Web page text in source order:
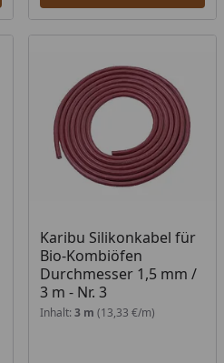
Karibu Silikonkabel für
Bio-Kombiöfen
Durchmesser 1,5 mm /
3 m - Nr. 3
Inhalt: 3 m (13,33 €/m)